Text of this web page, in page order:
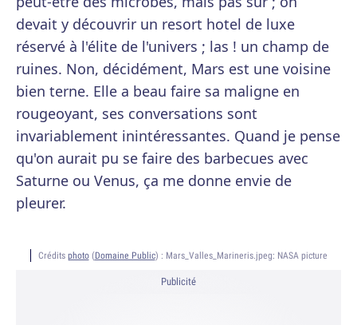
devait y découvrir un resort hotel de luxe
réservé à l'élite de l'univers ; las ! un champ de
ruines. Non, décidément, Mars est une voisine
bien terne. Elle a beau faire sa maligne en
rougeoyant, ses conversations sont
invariablement inintéressantes. Quand je pense
qu'on aurait pu se faire des barbecues avec
Saturne ou Venus, ça me donne envie de
pleurer.
Crédits photo(Domaine Public) : Mars_Valles_Marineris.jpeg: NASA picture
Publicité